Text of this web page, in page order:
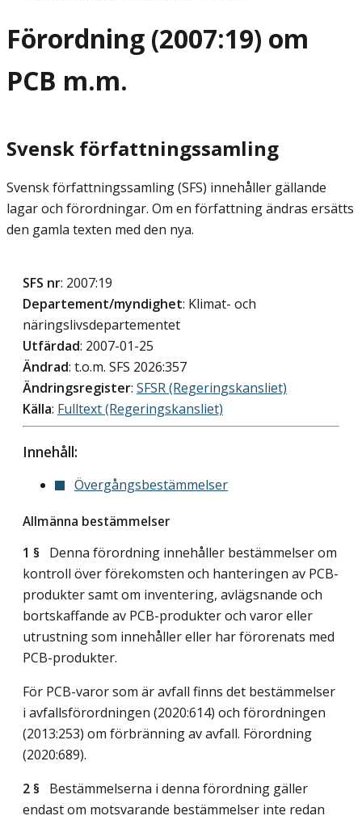
Förordning (2007:19) om
PCB m.m.
Svensk författningssamling
Svensk författningssamling (SFS) innehåller gällande
lagar och förordningar. Om en författning ändras ersätts
den gamla texten med den nya.
SFS nr: 2007:19
Departement/myndighet: Klimat- och
näringslivsdepartementet
Utfärdad: 2007-01-25
Ändrad: t.o.m. SFS 2026:357
Ändringsregister: SFSR (Regeringskansliet)
Källa: Fulltext (Regeringskansliet)
Innehåll:
Övergångsbestämmelser
Allmänna bestämmelser
1 § Denna förordning innehåller bestämmelser om
kontroll över förekomsten och hanteringen av PCB-
produkter samt om inventering, avlägsnande och
bortskaffande av PCB-produkter och varor eller
utrustning som innehåller eller har förorenats med
PCB-produkter.
För PCB-varor som är avfall finns det bestämmelser
i avfallsförordningen (2020:614) och förordningen
(2013:253) om förbränning av avfall. Förordning
(2020:689).
2 § Bestämmelserna i denna förordning gäller
endast om motsvarande bestämmelser inte redan